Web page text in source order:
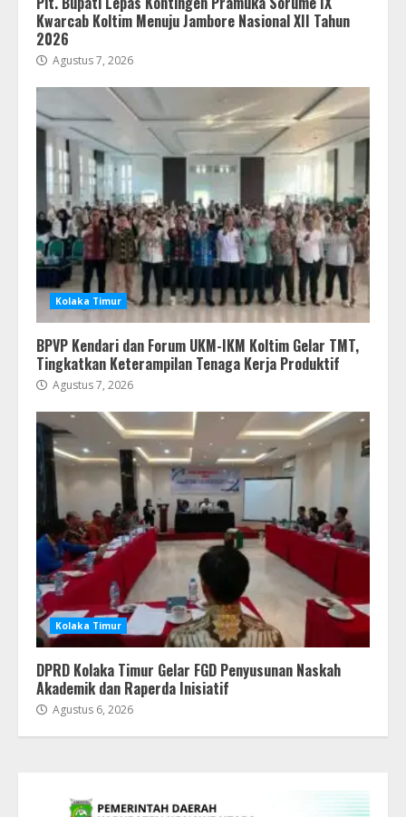
Kwarcab Koltim Menuju Jambore Nasional XII Tahun
2026
Agustus 7, 2026
Kolaka Timur
BPVP Kendari dan Forum UKM-IKM Koltim Gelar TMT,
Tingkatkan Keterampilan Tenaga Kerja Produktif
Agustus 7, 2026
Kolaka Timur
DPRD Kolaka Timur Gelar FGD Penyusunan Naskah
Akademik dan Raperda Inisiatif
Agustus 6, 2026